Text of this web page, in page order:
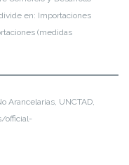
en: Importaciones
(medidas
Arancelarias, UNCTAD,
official-